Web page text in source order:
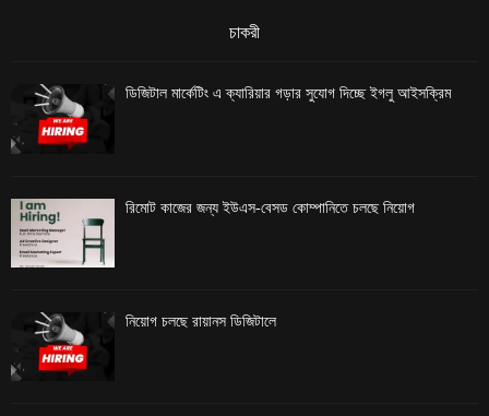
চাকরী
ডিজিটাল মার্কেটিং এ ক্যারিয়ার গড়ার সুযোগ দিচ্ছে ইগলু আইসক্রিম
রিমোট কাজের জন্য ইউএস-বেসড কোম্পানিতে চলছে নিয়োগ
নিয়োগ চলছে রায়ানস ডিজিটালে